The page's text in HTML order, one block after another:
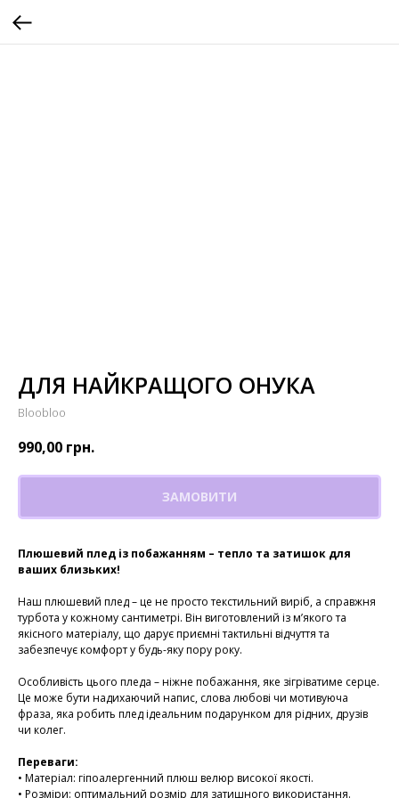
ДЛЯ НАЙКРАЩОГО ОНУКА
Bloobloo
990,00 грн.
ЗАМОВИТИ
Плюшевий плед із побажанням – тепло та затишок для
ваших близьких!
Наш плюшевий плед – це не просто текстильний виріб, а справжня
турбота у кожному сантиметрі. Він виготовлений із м’якого та
якісного матеріалу, що дарує приємні тактильні відчуття та
забезпечує комфорт у будь-яку пору року.
Особливість цього пледа – ніжне побажання, яке зігріватиме серце.
Це може бути надихаючий напис, слова любові чи мотивуюча
фраза, яка робить плед ідеальним подарунком для рідних, друзів
чи колег.
Переваги:
• Матеріал: гіпоалергенний плюш велюр високої якості.
• Розміри: оптимальний розмір для затишного використання.